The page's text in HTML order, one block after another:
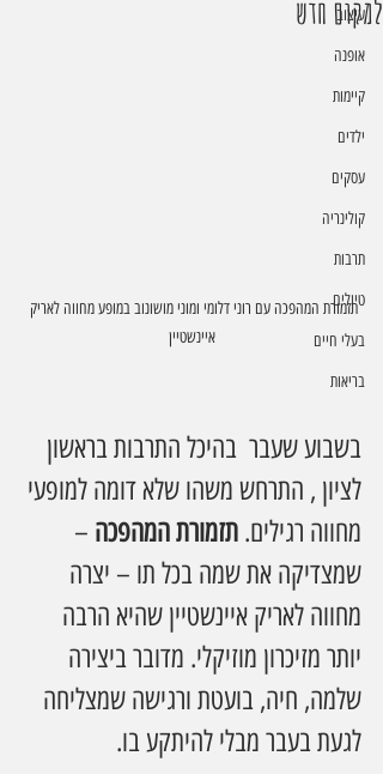
עיצוב
אופנה
קיימות
ילדים
עסקים
קולינריה
תרבות
טיולים
בעלי חיים
בריאות
למקום חדש
תזמורת המהפכה עם רוני דלומי ומוני מושונוב במופע מחווה לאריק
איינשטיין
בשבוע שעבר  בהיכל התרבות בראשון
לציון , התרחש משהו שלא דומה למופעי
מחווה רגילים. תזמורת המהפכה –
שמצדיקה את שמה בכל תו – יצרה
מחווה לאריק איינשטיין שהיא הרבה
יותר מזיכרון מוזיקלי. מדובר ביצירה
שלמה, חיה, בועטת ורגישה שמצליחה
לגעת בעבר מבלי להיתקע בו.